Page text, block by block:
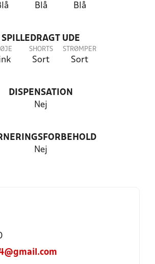
Blå Blå
SPILLEDRAGT UDE
SHORTS
Sort
STRØMPER
Sort
DISPENSATION
Nej
Nej